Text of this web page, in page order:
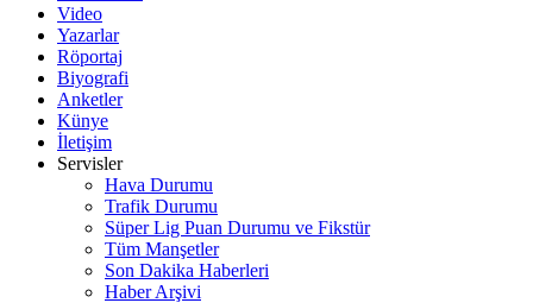
Video
Yazarlar
Röportaj
Biyografi
Anketler
Künye
İletişim
Servisler
Hava Durumu
Trafik Durumu
Süper Lig Puan Durumu ve Fikstür
Tüm Manşetler
Son Dakika Haberleri
Haber Arşivi